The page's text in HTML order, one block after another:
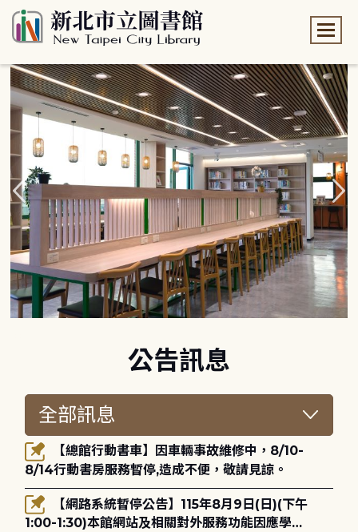
公告訊息
8/14行動書房服務暫停,造成不便，敬請見諒。
1:00-1:30)本館網站及相關對外服務功能因應學術